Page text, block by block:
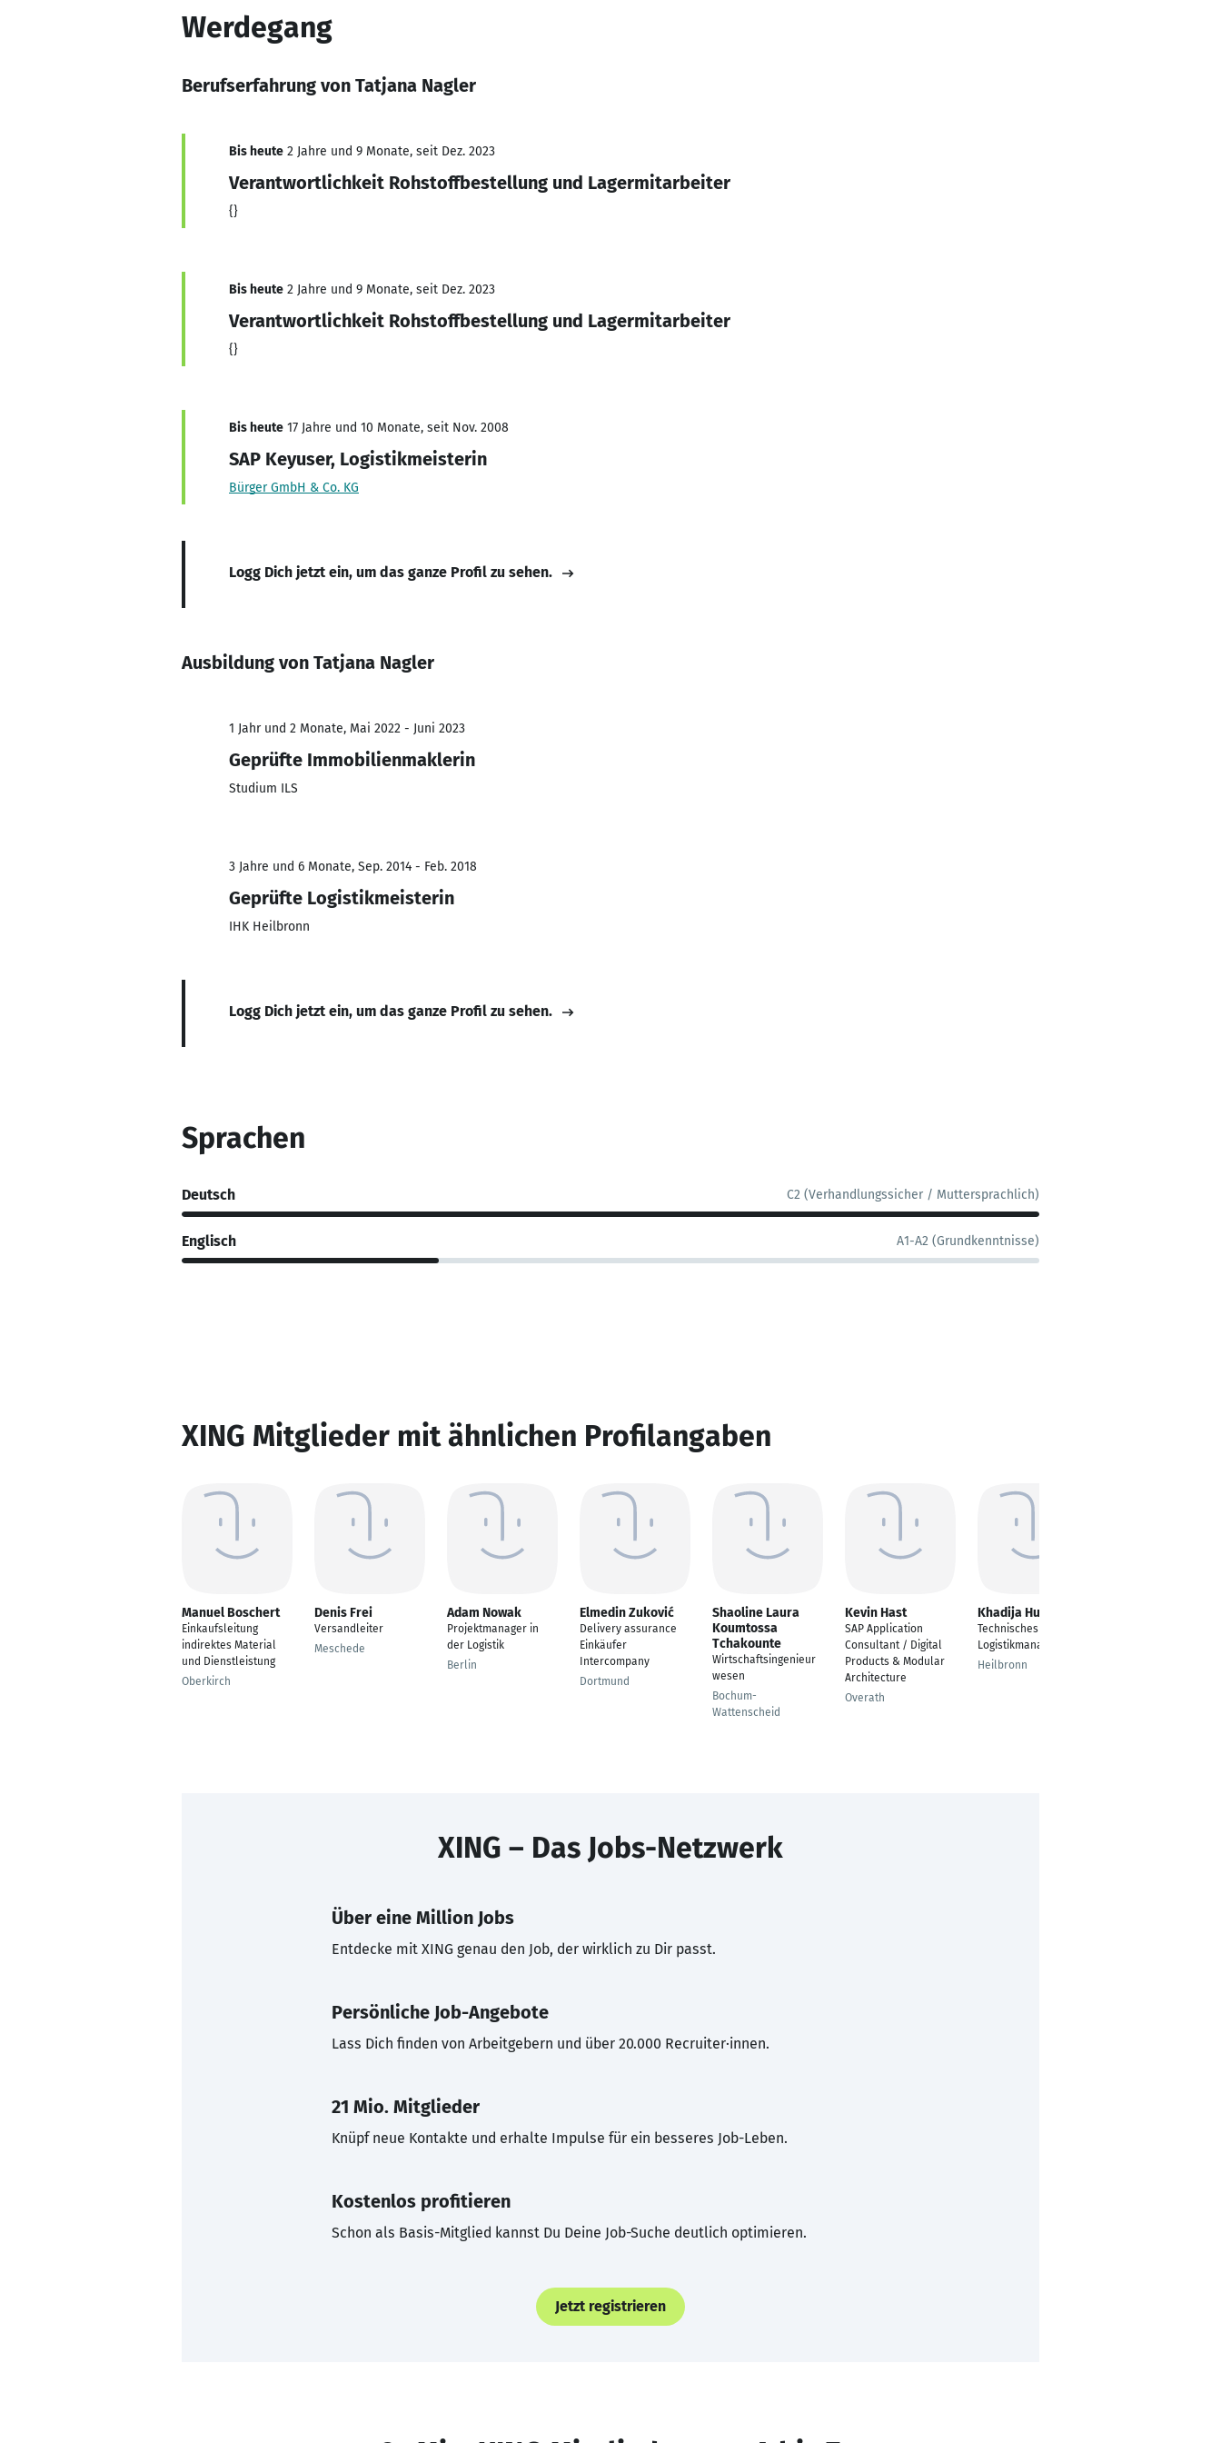
Werdegang
Berufserfahrung von Tatjana Nagler
Bis heute 2 Jahre und 9 Monate, seit Dez. 2023
Verantwortlichkeit Rohstoffbestellung und Lagermitarbeiter
{}
Bis heute 2 Jahre und 9 Monate, seit Dez. 2023
Verantwortlichkeit Rohstoffbestellung und Lagermitarbeiter
{}
Bis heute 17 Jahre und 10 Monate, seit Nov. 2008
SAP Keyuser, Logistikmeisterin
Bürger GmbH & Co. KG
Logg Dich jetzt ein, um das ganze Profil zu sehen.
Ausbildung von Tatjana Nagler
1 Jahr und 2 Monate, Mai 2022 - Juni 2023
Geprüfte Immobilienmaklerin
Studium ILS
3 Jahre und 6 Monate, Sep. 2014 - Feb. 2018
Geprüfte Logistikmeisterin
IHK Heilbronn
Logg Dich jetzt ein, um das ganze Profil zu sehen.
Sprachen
Deutsch C2 (Verhandlungssicher / Muttersprachlich)
Englisch A1-A2 (Grundkenntnisse)
XING Mitglieder mit ähnlichen Profilangaben
Manuel Boschert
Einkaufsleitung
indirektes Material
und Dienstleistung
Oberkirch
Denis Frei
Versandleiter
Meschede
Adam Nowak
Projektmanager in
der Logistik
Berlin
Elmedin Zuković
Delivery assurance
Einkäufer
Intercompany
Dortmund
Shaoline Laura
Koumtossa
Tchakounte
Wirtschaftsingenieur
wesen
Bochum-
Wattenscheid
Kevin Hast
SAP Application
Consultant / Digital
Products & Modular
Architecture
Overath
Khadija Hussien
Technisches
Logistikmanagement
Heilbronn
XING – Das Jobs-Netzwerk
Über eine Million Jobs
Entdecke mit XING genau den Job, der wirklich zu Dir passt.
Persönliche Job-Angebote
Lass Dich finden von Arbeitgebern und über 20.000 Recruiter·innen.
21 Mio. Mitglieder
Knüpf neue Kontakte und erhalte Impulse für ein besseres Job-Leben.
Kostenlos profitieren
Schon als Basis-Mitglied kannst Du Deine Job-Suche deutlich optimieren.
Jetzt registrieren